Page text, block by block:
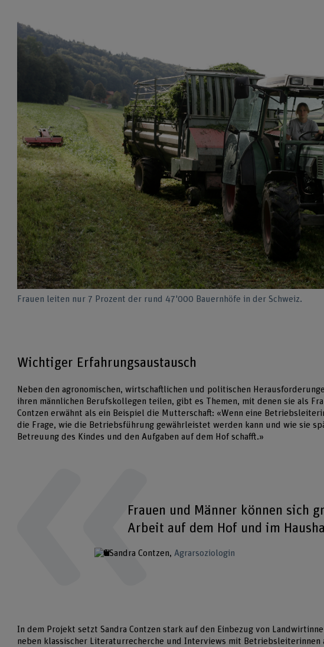
Frauen leiten nur 7 Prozent der rund 47'000 Bauernhöfe in der Schweiz.
Wichtiger Erfahrungsaustausch
Neben den agronomischen, wirtschaftlichen und politischen
ihren männlichen Berufskollegen teilen, gibt es Themen, mit denen sie als
Contzen erwähnt als ein Beispiel die Mutterschaft: «Wenn eine
die Frage, wie die Betriebsführung gewährleistet werden kann und wie sie
Betreuung des Kindes und den Aufgaben auf dem Hof schafft.»
Frauen und Männer können sich
Arbeit auf dem Hof und im
Sandra Contzen Agrarsoziologin
In dem Projekt setzt Sandra Contzen stark auf den Einbezug von
neben klassischer Literaturrecherche und Interviews mit Betriebsleiterinnen